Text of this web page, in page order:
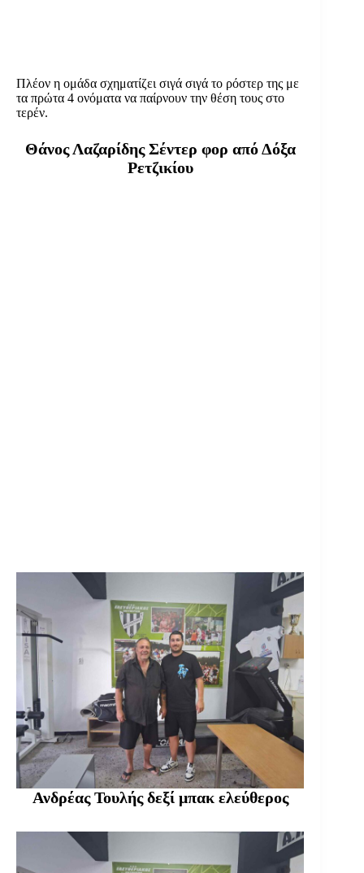
Πλέον η ομάδα σχηματίζει σιγά σιγά το ρόστερ της με
τα πρώτα 4 ονόματα να παίρνουν την θέση τους στο
τερέν.
Θάνος Λαζαρίδης Σέντερ φορ από Δόξα
Ρετζικίου
Ανδρέας Τουλής δεξί μπακ ελεύθερος